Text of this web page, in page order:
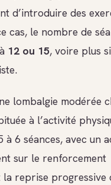
d’introduire des
cas, le nombre de
12 ou 15, voire plus
lombalgie modérée
à l’activité
à 6 séances, avec un
sur le renforcement
la reprise progressive